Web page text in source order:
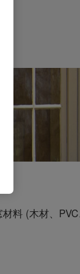
料 (木材、